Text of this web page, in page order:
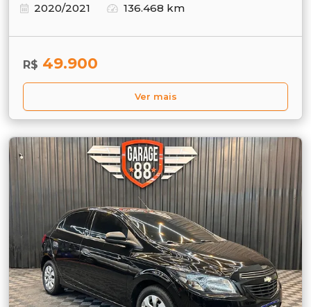
2020/2021
136.468 km
R$ 49.900
Ver mais